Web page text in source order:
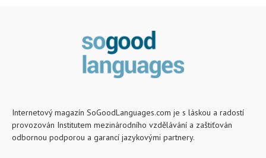
Internetový magazín SoGoodLanguages.com je s láskou a radostí
provozován Institutem mezinárodního vzdělávání a zaštiťován
odbornou podporou a garancí jazykovými partnery.